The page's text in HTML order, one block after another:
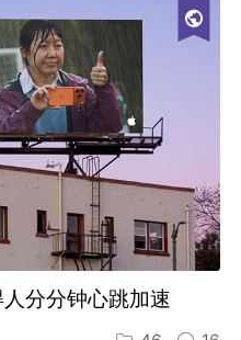
分分钟心跳加速